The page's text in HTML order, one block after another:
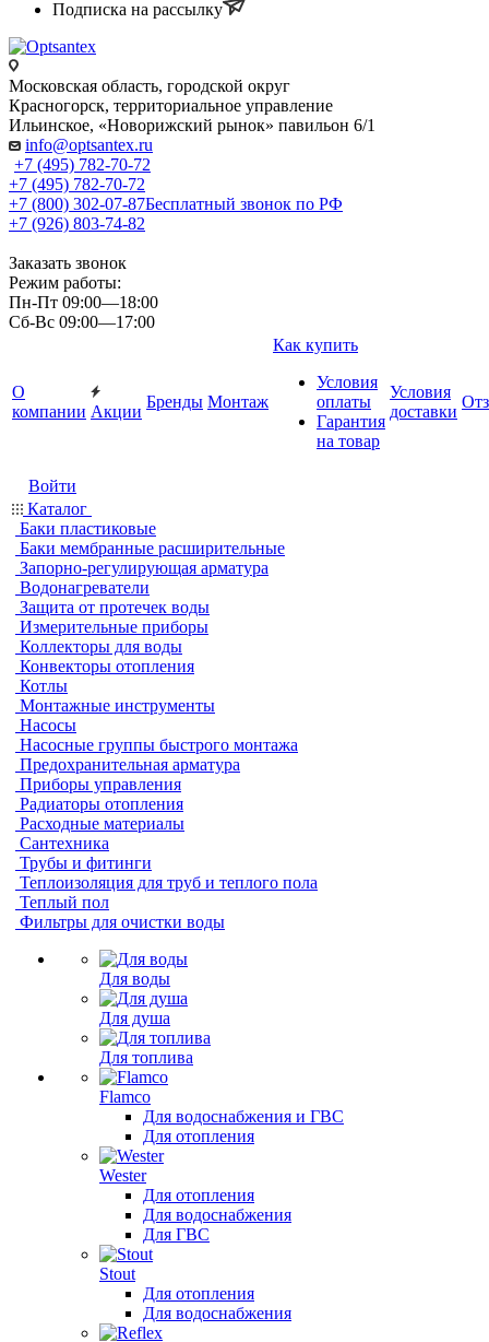
Подписка на рассылку
Московская область, городской округ
Красногорск, территориальное управление
Ильинское, «Новорижский рынок» павильон 6/1
info@optsantex.ru
+7 (495) 782-70-72
+7 (495) 782-70-72
+7 (800) 302-07-87Бесплатный звонок по РФ
+7 (926) 803-74-82
Заказать звонок
Режим работы:
Пн-Пт 09:00—18:00
Сб-Вс 09:00—17:00
О
компании Акции
Бренды Монтаж
Как купить
Условия
оплаты
Гарантия
на товар
Условия
доставки
Войти
Каталог
Баки пластиковые
Баки мембранные расширительные
Запорно-регулирующая арматура
Водонагреватели
Защита от протечек воды
Измерительные приборы
Коллекторы для воды
Конвекторы отопления
Котлы
Монтажные инструменты
Насосы
Насосные группы быстрого монтажа
Предохранительная арматура
Приборы управления
Радиаторы отопления
Расходные материалы
Сантехника
Трубы и фитинги
Теплоизоляция для труб и теплого пола
Теплый пол
Фильтры для очистки воды
Для воды
Для душа
Для топлива
Flamco
Для водоснабжения и ГВС
Для отопления
Wester
Для отопления
Для водоснабжения
Для ГВС
Stout
Для отопления
Для водоснабжения